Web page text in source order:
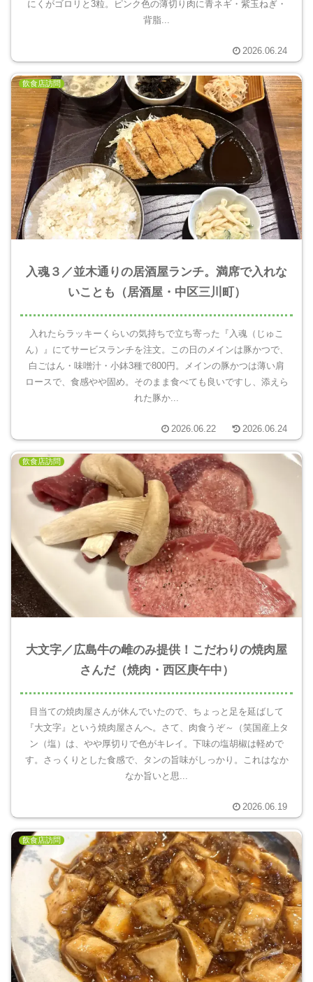
にくがゴロリと3粒。ピンク色の薄切り肉に青ネギ・紫玉ねぎ・
背脂...
2026.06.24
飲食店訪問
入魂３／並木通りの居酒屋ランチ。満席で入れな
いことも（居酒屋・中区三川町）
入れたらラッキーくらいの気持ちで立ち寄った『入魂（じゅこ
ん）』にてサービスランチを注文。この日のメインは豚かつで、
白ごはん・味噌汁・小鉢3種で800円。メインの豚かつは薄い肩
ロースで、食感やや固め。そのまま食べても良いですし、添えら
れた豚か...
2026.06.22 2026.06.24
飲食店訪問
大文字／広島牛の雌のみ提供！こだわりの焼肉屋
さんだ（焼肉・西区庚午中）
目当ての焼肉屋さんが休んでいたので、ちょっと足を延ばして
『大文字』という焼肉屋さんへ。さて、肉食うぞ～（笑国産上タ
ン（塩）は、やや厚切りで色がキレイ。下味の塩胡椒は軽めで
す。さっくりとした食感で、タンの旨味がしっかり。これはなか
なか旨いと思...
2026.06.19
飲食店訪問